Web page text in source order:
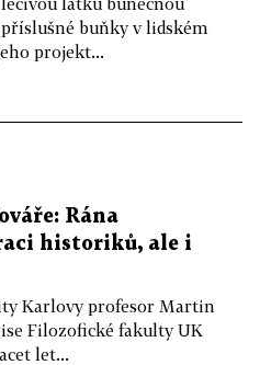
buňky v lidském
projekt...
Rána
historiků, ale i
Karlovy profesor Martin
Filozofické fakulty UK
let...